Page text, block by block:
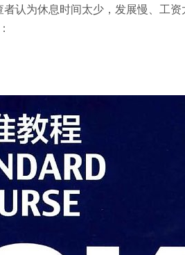
认为休息时间太少，发展慢、工资